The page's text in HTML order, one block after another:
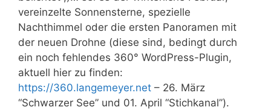
vereinzelte Sonnensterne, spezielle
Nachthimmel oder die ersten Panoramen mit
der neuen Drohne (diese sind, bedingt durch
ein noch fehlendes 360° WordPress-Plugin,
aktuell hier zu finden:
https://360.langemeyer.net – 26. März
“Schwarzer See” und 01. April “Stichkanal”).